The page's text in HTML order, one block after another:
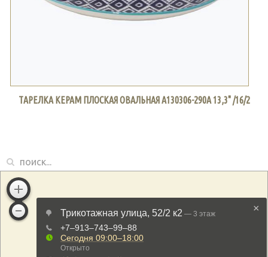
ТАРЕЛКА КЕРАМ ПЛОСКАЯ ОВАЛЬНАЯ A130306-290A 13,3" /16/2